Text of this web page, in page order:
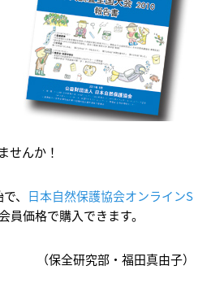
せんか！
、 日本自然保護協会オンラインS
員価格で購入できます。
（保全研究部・福田真由子）